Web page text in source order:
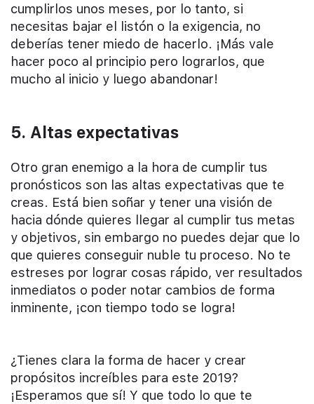
cumplirlos unos meses, por lo tanto, si
necesitas bajar el listón o la exigencia, no
deberías tener miedo de hacerlo. ¡Más vale
hacer poco al principio pero lograrlos, que
mucho al inicio y luego abandonar!
5. Altas expectativas
Otro gran enemigo a la hora de cumplir tus
pronósticos son las altas expectativas que te
creas. Está bien soñar y tener una visión de
hacia dónde quieres llegar al cumplir tus metas
y objetivos, sin embargo no puedes dejar que lo
que quieres conseguir nuble tu proceso. No te
estreses por lograr cosas rápido, ver resultados
inmediatos o poder notar cambios de forma
inminente, ¡con tiempo todo se logra!
¿Tienes clara la forma de hacer y crear
propósitos increíbles para este 2019?
¡Esperamos que sí! Y que todo lo que te